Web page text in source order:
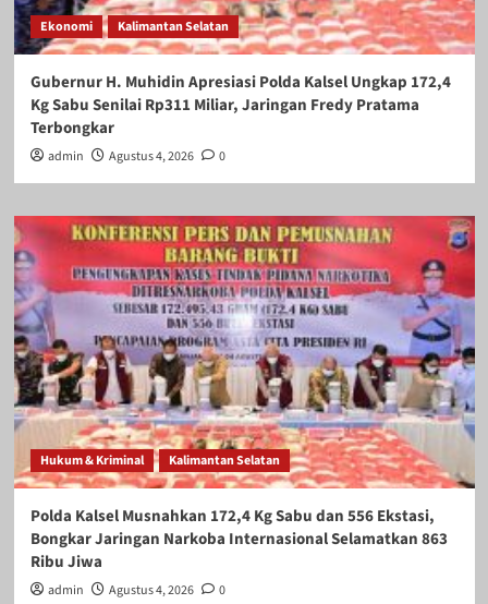
Ekonomi Kalimantan Selatan
Gubernur H. Muhidin Apresiasi Polda Kalsel Ungkap 172,4
Kg Sabu Senilai Rp311 Miliar, Jaringan Fredy Pratama
Terbongkar
admin Agustus 4, 2026 0
Hukum & Kriminal Kalimantan Selatan
Polda Kalsel Musnahkan 172,4 Kg Sabu dan 556 Ekstasi,
Bongkar Jaringan Narkoba Internasional Selamatkan 863
Ribu Jiwa
admin Agustus 4, 2026 0